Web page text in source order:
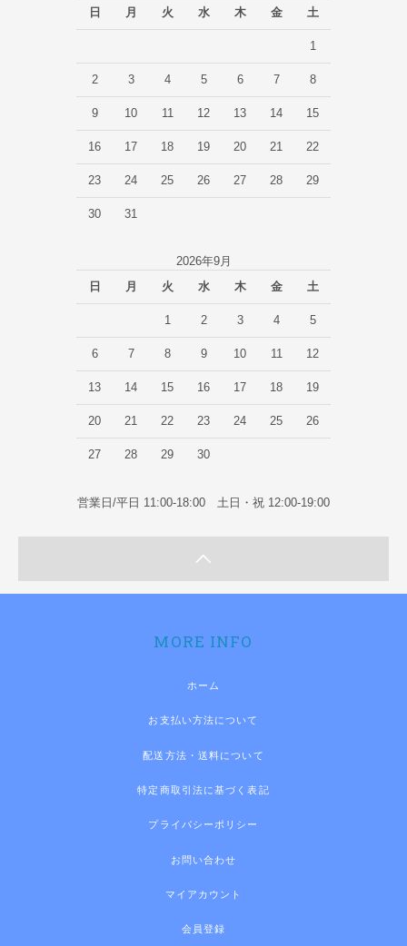
日
月 火 水 木 金 土
1
2 3 4 5 6 7 8
9 10 11 12 13 14 15
16 17 18 19 20 21 22
23 24 25 26 27 28 29
30 31
2026年9月
日
月 火 水 木 金 土
1 2 3 4 5
6 7 8 9 10 11 12
13 14 15 16 17 18 19
20 21 22 23 24 25 26
27 28 29 30
営業日/平日 11:00-18:00 土日・祝 12:00-19:00
MORE INFO
ホーム
お支払い方法について
配送方法・送料について
特定商取引法に基づく表記
プライバシーポリシー
お問い合わせ
マイアカウント
会員登録